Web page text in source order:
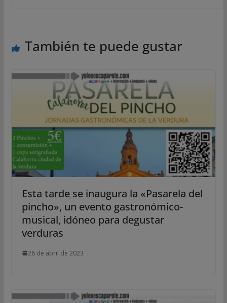
También te puede gustar
Esta tarde se inaugura la «Pasarela del
pincho», un evento gastronómico-
musical, idóneo para degustar
verduras
26 de abril de 2023